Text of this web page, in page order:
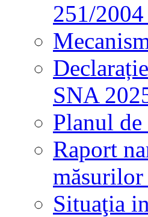
251/2004
SNA
Planul
Raport
Situaţia